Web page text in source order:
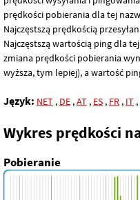
prędkości pobierania dla tej
Najczęstszą prędkością
Najczęstszą wartością ping dla
zmiana prędkości pobierania
wyższa, tym lepiej), a wartość
Język: NET , DE ,AT , ES , FR , IT ,
Wykres prędkości
Pobieranie